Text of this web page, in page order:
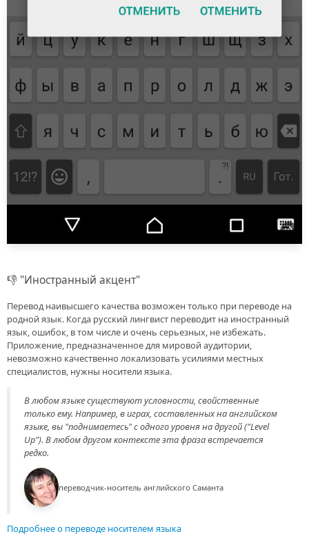
👎 "Иностранный акцент"
Перевод наивысшего качества возможен только при переводе на
родной язык. Когда русский лингвист переводит на иностранный
язык, ошибок, в том числе и очень серьезных, не избежать.
Приложение, предназначенное для мировой аудитории,
невозможно качественно локализовать усилиями местных
специалистов, нужны носители языка.
В любом языке существуют условности, свойственные
только ему. Например, в играх, составленных на английском
языке, вы "поднимаетесь" с одного уровня на другой ("Level
Up"). В любом другом контексте эта фраза встречается
редко.
переводчик-носитель английского Саманта
Подробнее о переводе носителем языка